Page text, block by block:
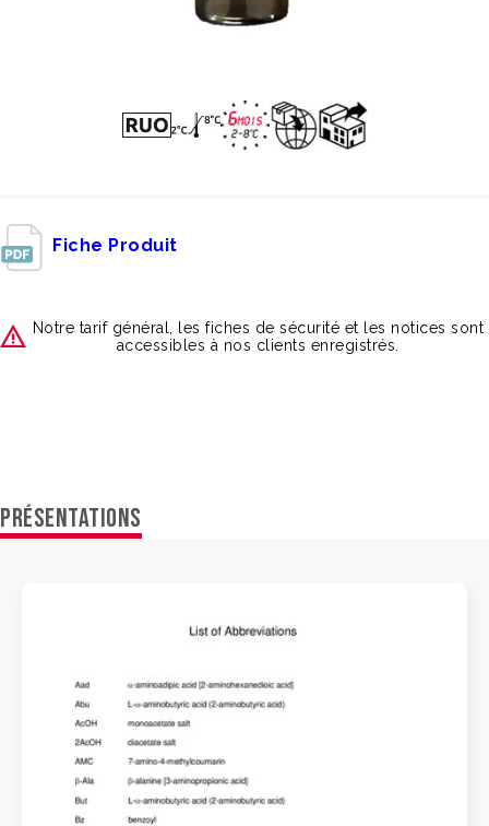
Fiche Produit
Notre tarif général, les fiches de sécurité et les notices sont
accessibles à nos clients enregistrés.
PRÉSENTATIONS